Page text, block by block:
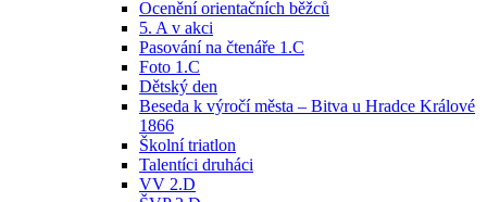
Ocenění orientačních běžců
5. A v akci
Pasování na čtenáře 1.C
Foto 1.C
Dětský den
Beseda k výročí města – Bitva u Hradce Králové
1866
Školní triatlon
Talentíci druháci
VV 2.D